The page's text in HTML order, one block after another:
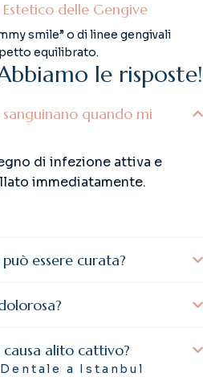
delle Gengive
smile” o di linee gengivali
equilibrato.
bbiamo le risposte!
sanguinano quando mi
di infezione attiva e
immediatamente.
essere curata?
causa alito cattivo?
a Istanbul